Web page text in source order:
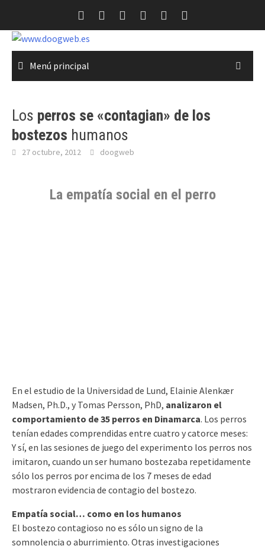
contenido
Menú principal
Los perros se «contagian» de los
bostezos humanos
27 octubre, 2012 doogweb
La empatía social en el perro
En el estudio de la Universidad de Lund, Elainie Alenkær
Madsen, Ph.D., y Tomas Persson, PhD, analizaron el
comportamiento de 35 perros en Dinamarca. Los perros
tenían edades comprendidas entre cuatro y catorce meses:
Y sí, en las sesiones de juego del experimento los perros nos
imitaron, cuando un ser humano bostezaba repetidamente
sólo los perros por encima de los 7 meses de edad
mostraron evidencia de contagio del bostezo.
Empatía social… como en los humanos
El bostezo contagioso no es sólo un signo de la
somnolencia o aburrimiento. Otras investigaciones